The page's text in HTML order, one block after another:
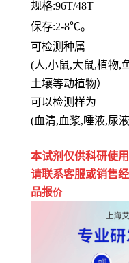
规格:96T/48T
保存:2-8℃。
可检测种属
(人,小鼠,大鼠,植物,
土壤等动植物）
可以检测样为
(血清,血浆,唾液,尿
本试剂仅供科研使用
请联系客服或销售
品报价